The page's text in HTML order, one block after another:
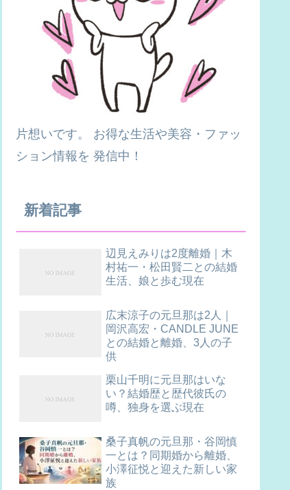
片想いです。 お得な生活や美容・ファッ
ション情報を 発信中！
新着記事
辺見えみりは2度離婚｜木
村祐一・松田賢二との結婚
生活、娘と歩む現在
広末涼子の元旦那は2人｜
岡沢高宏・CANDLE JUNE
との結婚と離婚、3人の子
供
栗山千明に元旦那はいな
い？結婚歴と歴代彼氏の
噂、独身を選ぶ現在
桑子真帆の元旦那・谷岡慎
一とは？同期婚から離婚、
小澤征悦と迎えた新しい家
族